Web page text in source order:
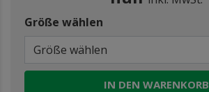
Größe wählen
Größe wählen
IN DEN WARENKORB